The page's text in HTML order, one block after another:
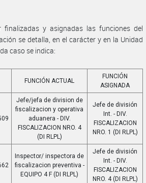
finalizadas y asignadas las funciones del
se detalla, en el carácter y en la Unidad
caso se indica:
FUNCIÓN ACTUAL
FUNCIÓN
ASIGNADA
Jefe/jefa de division de
fiscalizacion y operativa
aduanera - DIV.
FISCALIZACION NRO. 4
(DI RLPL)
Jefe de división
Int. - DIV.
FISCALIZACION
NRO. 1 (DI RLPL)
Inspector/ inspectora de
fiscalizacion preventiva -
EQUIPO 4 F (DI RLPL)
Jefe de división
Int. - DIV.
FISCALIZACION
NRO. 4 (DI RLPL)